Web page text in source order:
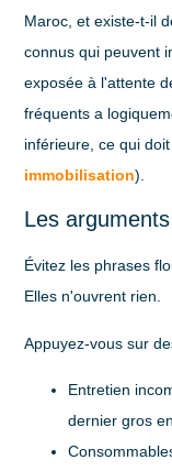
Maroc, et existe-t-il
connus qui peuvent
exposée à l'attente
fréquents a
inférieure, ce qui
immobilisation).
Les
Évitez les phrases
Elles n'ouvrent rien.
Appuyez-vous sur
Entretien
dernier gros